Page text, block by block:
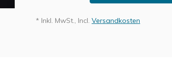
* Inkl. MwSt., Incl. Versandkosten